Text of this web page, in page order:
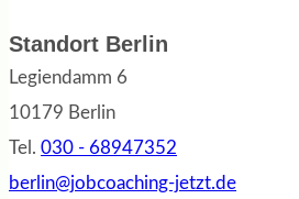
Standort Berlin
Legiendamm 6
10179 Berlin
Tel. 030 - 68947352
berlin@jobcoaching-jetzt.de